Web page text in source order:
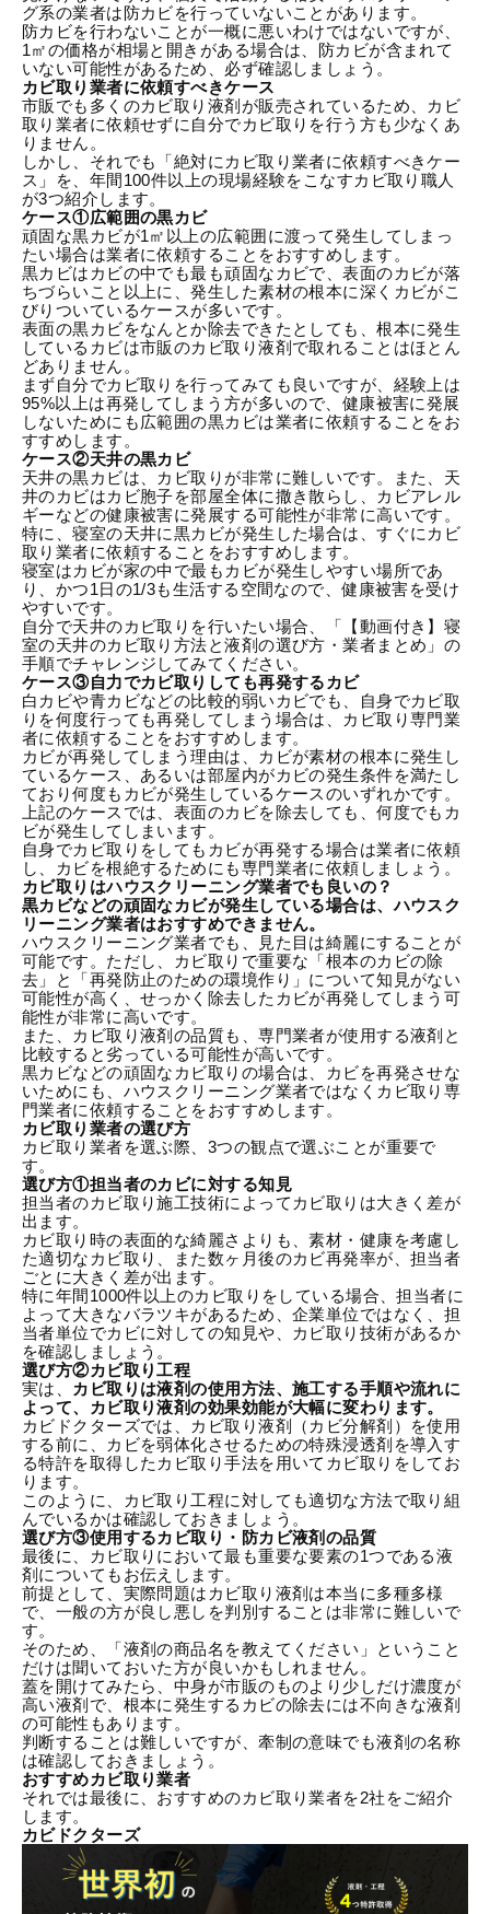
グ系の業者は防カビを行っていないことがあります。
防カビを行わないことが一概に悪いわけではないですが、
1㎡の価格が相場と開きがある場合は、防カビが含まれて
いない可能性があるため、必ず確認しましょう。
カビ取り業者に依頼すべきケース
市販でも多くのカビ取り液剤が販売されているため、カビ
取り業者に依頼せずに自分でカビ取りを行う方も少なくあ
りません。
しかし、それでも「絶対にカビ取り業者に依頼すべきケー
ス」を、年間100件以上の現場経験をこなすカビ取り職人
が3つ紹介します。
ケース①広範囲の黒カビ
頑固な黒カビが1㎡以上の広範囲に渡って発生してしまっ
たい場合は業者に依頼することをおすすめします。
黒カビはカビの中でも最も頑固なカビで、表面のカビが落
ちづらいこと以上に、発生した素材の根本に深くカビがこ
びりついているケースが多いです。
表面の黒カビをなんとか除去できたとしても、根本に発生
しているカビは市販のカビ取り液剤で取れることはほとん
どありません。
まず自分でカビ取りを行ってみても良いですが、経験上は
95%以上は再発してしまう方が多いので、健康被害に発展
しないためにも広範囲の黒カビは業者に依頼することをお
すすめします。
ケース②天井の黒カビ
天井の黒カビは、カビ取りが非常に難しいです。また、天
井のカビはカビ胞子を部屋全体に撒き散らし、カビアレル
ギーなどの健康被害に発展する可能性が非常に高いです。
特に、寝室の天井に黒カビが発生した場合は、すぐにカビ
取り業者に依頼することをおすすめします。
寝室はカビが家の中で最もカビが発生しやすい場所であ
り、かつ1日の1/3も生活する空間なので、健康被害を受け
やすいです。
自分で天井のカビ取りを行いたい場合、「 【動画付き】寝
室の天井のカビ取り方法と液剤の選び方・業者まとめ 」の
手順でチャレンジしてみてください。
ケース③自力でカビ取りしても再発するカビ
白カビや青カビなどの比較的弱いカビでも、自身でカビ取
りを何度行っても再発してしまう場合は、カビ取り専門業
者に依頼することをおすすめします。
カビが再発してしまう理由は、カビが素材の根本に発生し
ているケース、あるいは部屋内がカビの発生条件を満たし
ており何度もカビが発生しているケースのいずれかです。
上記のケースでは、表面のカビを除去しても、何度でもカ
ビが発生してしまいます。
自身でカビ取りをしてもカビが再発する場合は業者に依頼
し、カビを根絶するためにも専門業者に依頼しましょう。
カビ取りはハウスクリーニング業者でも良いの？
黒カビなどの頑固なカビが発生している場合は、ハウスク
リーニング業者はおすすめできません。
ハウスクリーニング業者でも、見た目は綺麗にすることが
可能です。ただし、カビ取りで重要な「根本のカビの除
去」と「再発防止のための環境作り」について知見がない
可能性が高く、せっかく除去したカビが再発してしまう可
能性が非常に高いです。
また、カビ取り液剤の品質も、専門業者が使用する液剤と
比較すると劣っている可能性が高いです。
黒カビなどの頑固なカビ取りの場合は、カビを再発させな
いためにも、ハウスクリーニング業者ではなくカビ取り専
門業者に依頼することをおすすめします。
カビ取り業者の選び方
カビ取り業者を選ぶ際、3つの観点で選ぶことが重要で
す。
選び方①担当者のカビに対する知見
担当者のカビ取り施工技術によってカビ取りは大きく差が
出ます。
カビ取り時の表面的な綺麗さよりも、素材・健康を考慮し
た適切なカビ取り、また数ヶ月後のカビ再発率が、担当者
ごとに大きく差が出ます。
特に年間1000件以上のカビ取りをしている場合、担当者に
よって大きなバラツキがあるため、企業単位ではなく、担
当者単位でカビに対しての知見や、カビ取り技術があるか
を確認しましょう。
選び方②カビ取り工程
実は、 カビ取りは液剤の使用方法、施工する手順や流れに
よって、カビ取り液剤の効果効能が大幅に変わります。
カビドクターズでは、カビ取り液剤（カビ分解剤）を使用
する前に、カビを弱体化させるための特殊浸透剤を導入す
る特許を取得したカビ取り手法を用いてカビ取りをしてお
ります。
このように、カビ取り工程に対しても適切な方法で取り組
んでいるかは確認しておきましょう。
選び方③使用するカビ取り・防カビ液剤の品質
最後に、カビ取りにおいて最も重要な要素の1つである液
剤についてもお伝えします。
前提として、実際問題はカビ取り液剤は本当に多種多様
で、一般の方が良し悪しを判別することは非常に難しいで
す。
そのため、「液剤の商品名を教えてください」ということ
だけは聞いておいた方が良いかもしれません。
蓋を開けてみたら、中身が市販のものより少しだけ濃度が
高い液剤で、根本に発生するカビの除去には不向きな液剤
の可能性もあります。
判断することは難しいですが、牽制の意味でも液剤の名称
は確認しておきましょう。
おすすめカビ取り業者
それでは最後に、おすすめのカビ取り業者を2社をご紹介
します。
カビドクターズ